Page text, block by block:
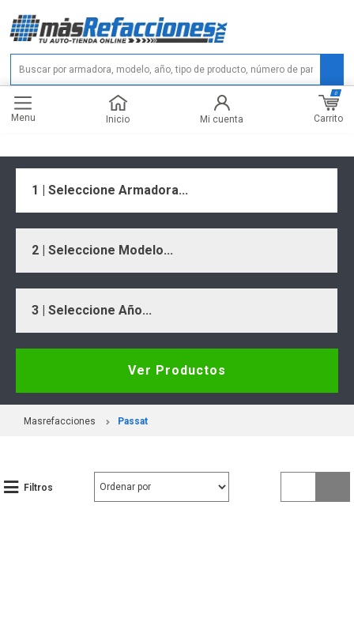
Menu Inicio Mi cuenta Carrito
0
1 | Seleccione Armadora...
2 | Seleccione Modelo...
3 | Seleccione Año...
Ver Productos
Masrefacciones Passat
Filtros